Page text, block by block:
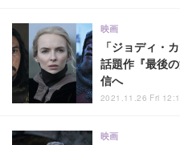
「ジョディ・
話題作『最後
信へ
映画
2021.11.26 Fri
映画